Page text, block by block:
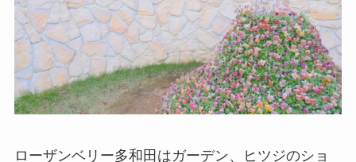
ローザンベリー多和田はガーデン、ヒツジのショ